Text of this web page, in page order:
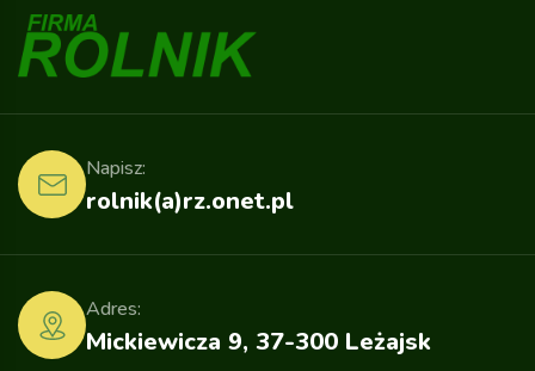
rolnik(a)rz.onet.pl
Napisz:
Mickiewicza 9, 37-300 Leżajsk
Adres: